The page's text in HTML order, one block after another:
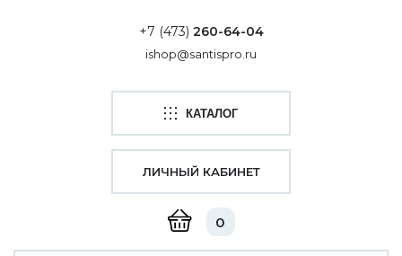
+7 (473) 260-64-04
ishop@santispro.ru
КАТАЛОГ
0
ЛИЧНЫЙ КАБИНЕТ